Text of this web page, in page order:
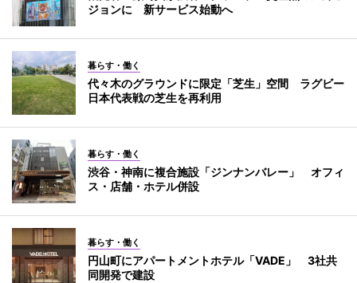
ジョンに 新サービス始動へ
暮らす・働く
代々木のグラウンドに限定「芝生」空間 ラグビー
日本代表戦の芝生を再利用
暮らす・働く
渋谷・神南に複合施設「ジンナンバレー」 オフィ
ス・店舗・ホテル併設
暮らす・働く
円山町にアパートメントホテル「VADE」 3社共
同開発で建設